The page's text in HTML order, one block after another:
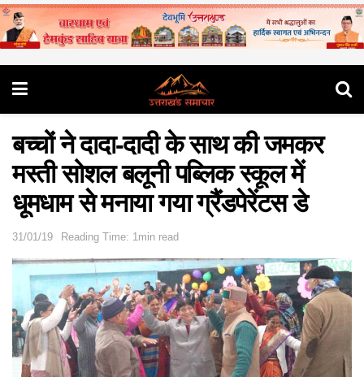
बच्चों ने दादा-दादी के साथ की जमकर
मस्ती सोशल बलूनी पब्लिक स्कूल में
धूमधाम से मनाया गया ग्रैंडपेरेंटस डे
31/01/19 Reading Time: 1min read